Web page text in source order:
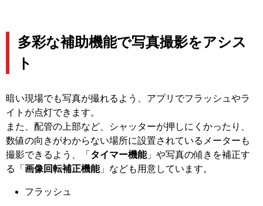
多彩な補助機能で写真撮影をアシス
ト
暗い現場でも写真が撮れるよう、アプリでフラッシュやラ
イトが点灯できます。
また、配管の上部など、シャッターが押しにくかったり、
数値の向きがわからない場所に設置されているメーターも
撮影できるよう、「 タイマー機能」や写真の傾きを補正す
る「 画像回転補正機能」なども用意しています。
フラッシュ